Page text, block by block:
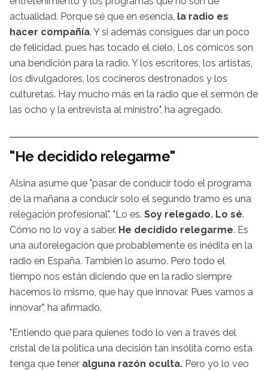
actualidad. Porque sé que en esencia, la radio es
hacer compañía. Y si además consigues dar un poco
de felicidad, pues has tocado el cielo. Los cómicos son
una bendición para la radio. Y los escritores, los artistas,
los divulgadores, los cocineros destronados y los
culturetas. Hay mucho más en la radio que el sermón de
las ocho y la entrevista al ministro", ha agregado.
"He decidido relegarme"
Alsina asume que "pasar de conducir todo el programa
de la mañana a conducir solo el segundo tramo es una
relegación profesional". "Lo es. Soy relegado. Lo sé.
Cómo no lo voy a saber. He decidido relegarme. Es
una autorelegación que probablemente es inédita en la
radio en España. También lo asumo. Pero todo el
tiempo nos están diciendo que en la radio siempre
hacemos lo mismo, que hay que innovar. Pues vamos a
innovar", ha afirmado.
"Entiendo que para quienes todo lo ven a través del
cristal de la política una decisión tan insólita como esta
tenga que tener alguna razón oculta. Pero yo lo veo